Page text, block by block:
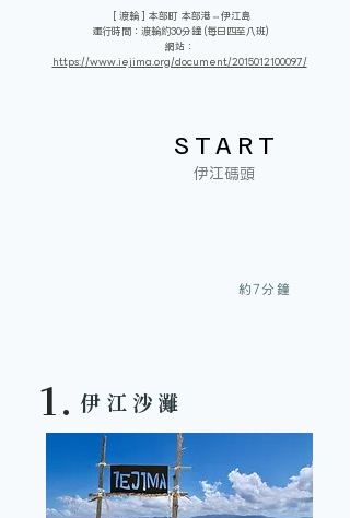
［渡輪］本部町 本部港⇔伊江島
運行時間：渡輪約30分鐘 (每日四至八班)
​網站：
https://www.iejima.org/document/2015012100097/
START
​伊江碼頭
約7分鐘
1. ​伊江沙灘